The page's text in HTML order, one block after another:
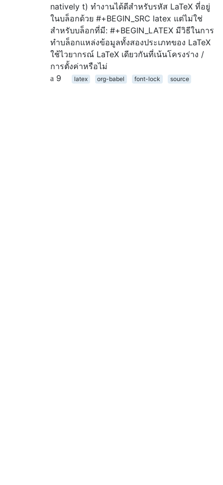
natively t) ทำงานได้ดีสำหรับรหัส LaTeX ที่อยู่
ในบล็อกด้วย #+BEGIN_SRC latex แต่ไม่ใช่
สำหรับบล็อกที่มี: #+BEGIN_LATEX มีวิธีในการ
ทำบล็อกแหล่งข้อมูลทั้งสองประเภทของ LaTeX
ใช้ไวยากรณ์ LaTeX เดียวกันที่เน้นโครงร่าง /
การตั้งค่าหรือไม่
9
latex org-babel font-lock source